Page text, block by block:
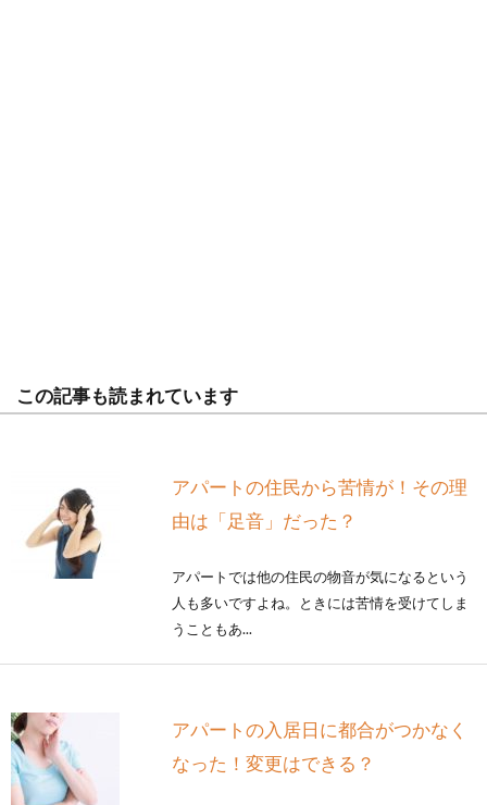
この記事も読まれています
アパートの住民から苦情が！その理
由は「足音」だった？
アパートでは他の住民の物音が気になるという
人も多いですよね。ときには苦情を受けてしま
うこともあ...
アパートの入居日に都合がつかなく
なった！変更はできる？